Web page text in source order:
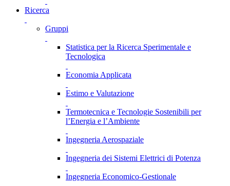
Ricerca
Gruppi
Statistica per la Ricerca Sperimentale e
Tecnologica
Economia Applicata
Estimo e Valutazione
Termotecnica e Tecnologie Sostenibili per
l’Energia e l’Ambiente
Ingegneria Aerospaziale
Ingegneria dei Sistemi Elettrici di Potenza
Ingegneria Economico-Gestionale